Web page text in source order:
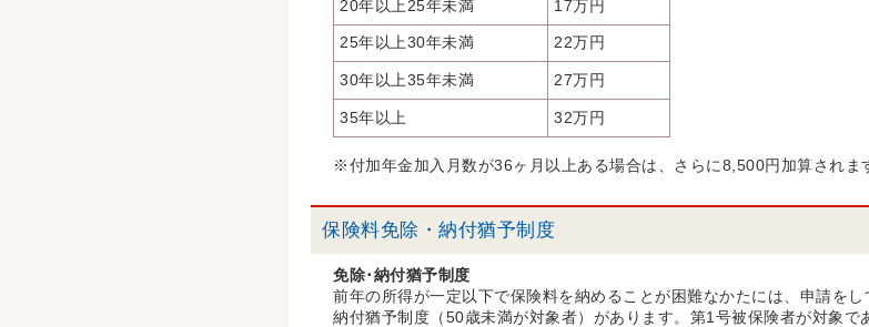
20年以上25年未満 17万円
25年以上30年未満 22万円
30年以上35年未満 27万円
35年以上 32万円
※付加年金加入月数が36ヶ月以上ある場合は、さらに8,500円加算されま
保険料免除・納付猶予制度
免除･納付猶予制度
前年の所得が一定以下で保険料を納めることが困難なかたには、申請を
納付猶予制度（50歳未満が対象者）があります。第1号被保険者が対象